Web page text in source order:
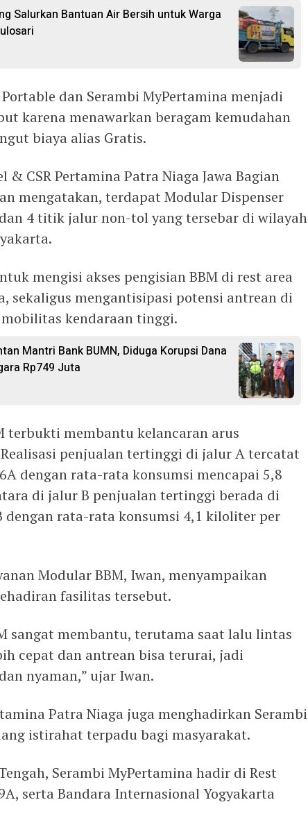
Salurkan Bantuan Air Bersih untuk Warga
dan Serambi MyPertamina menjadi
karena menawarkan beragam kemudahan
biaya alias Gratis.
& CSR Pertamina Patra Niaga Jawa Bagian
mengatakan, terdapat Modular Dispenser
4 titik jalur non-tol yang tersebar di wilayah
mengisi akses pengisian BBM di rest area
sekaligus mengantisipasi potensi antrean di
kendaraan tinggi.
Mantri Bank BUMN, Diduga Korupsi Dana
Rp749 Juta
terbukti membantu kelancaran arus
penjualan tertinggi di jalur A tercatat
dengan rata-rata konsumsi mencapai 5,8
di jalur B penjualan tertinggi berada di
dengan rata-rata konsumsi 4,1 kiloliter per
Modular BBM, Iwan, menyampaikan
fasilitas tersebut.
sangat membantu, terutama saat lalu lintas
cepat dan antrean bisa terurai, jadi
nyaman,” ujar Iwan.
Patra Niaga juga menghadirkan Serambi
istirahat terpadu bagi masyarakat.
Serambi MyPertamina hadir di Rest
serta Bandara Internasional Yogyakarta